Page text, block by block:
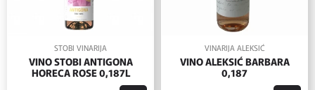
STOBI VINARIJA
VINO STOBI ANTIGONA
HORECA ROSE 0,187L
VINARIJA ALEKSIĆ
VINO ALEKSIĆ BARBARA
0,187